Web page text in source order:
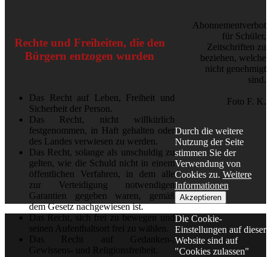
Rechte und Freiheiten, die den
Bürgern entzogen wurden
Das Recht auf Leben, Freiheit und
Sicherheit der Person.
Das Recht, nicht willkürlich
festgenommen, in Haft gehalten oder
des Landes verwiesen zu werden.
Das Recht, solange als unschuldig zu
gelten, wie die Schuld nicht in einem
öffentlichen Verfahren, in dem alle
zur Verteidigung notwendigen
Garantien gegeben waren, gemäß
dem Gesetz nachgewiesen ist.
Das Recht, sich frei zu bewegen und
seinen Aufenthaltsort frei zu wählen.
Das Recht auf Gedanken-,
Gewissens- und Religionsfreiheit.
Abonnementverbot
für Schüler,
Zeitschriften zu
beziehen, welche
nicht genehmigt
sind.
Foto F. K.
Durch die weitere
Nutzung der Seite
stimmen Sie der
Verwendung von
Cookies zu. Weitere
Informationen
Akzeptieren
Die Cookie-
Einstellungen auf dieser
Website sind auf
"Cookies zulassen"